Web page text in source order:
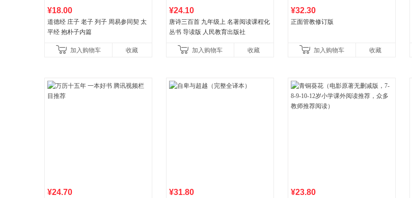
¥18.00
道德经 庄子 老子 列子 周易参同契 太
平经 抱朴子内篇
加入购物车 收藏
¥24.10
唐诗三百首 九年级上 名著阅读课程化
丛书 导读版 人民教育出版社
加入购物车 收藏
¥32.30
正面管教修订版
加入购物车 收藏
¥24.70 ¥31.80 ¥23.80